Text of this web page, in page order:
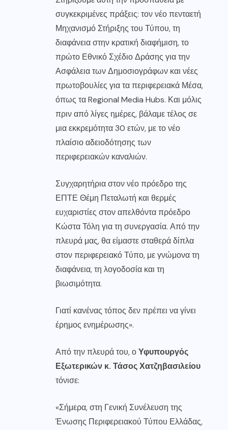
συγκεκριμένες πράξεις: τον νέο πενταετή
Μηχανισμό Στήριξης του Τύπου, τη
διαφάνεια στην κρατική διαφήμιση, το
πρώτο Εθνικό Σχέδιο Δράσης για την
Ασφάλεια των Δημοσιογράφων και νέες
πρωτοβουλίες για τα περιφερειακά Μέσα,
όπως τα Regional Media Hubs. Και μόλις
πριν από λίγες ημέρες, βάλαμε τέλος σε
μια εκκρεμότητα 30 ετών, με το νέο
πλαίσιο αδειοδότησης των
περιφερειακών καναλιών.
Συγχαρητήρια στον νέο πρόεδρο της
ΕΠΤΕ Θέμη Πεταλωτή και θερμές
ευχαριστίες στον απελθόντα πρόεδρο
Κώστα Τόλη για τη συνεργασία. Από την
πλευρά μας, θα είμαστε σταθερά δίπλα
στον περιφερειακό Τύπο, με γνώμονα τη
διαφάνεια, τη λογοδοσία και τη
βιωσιμότητα.
Γιατί κανένας τόπος δεν πρέπει να γίνει
έρημος ενημέρωσης».
Από την πλευρά του, οΥφυπουργός
Εξωτερικών κ. Τάσος Χατζηβασιλείου
τόνισε:
«Σήμερα, στη Γενική Συνέλευση της
Ένωσης Περιφερειακού Τύπου Ελλάδας,